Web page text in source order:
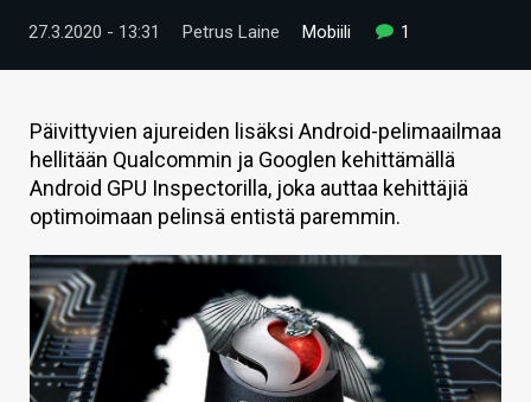
VIDEOT
TECHBBS
TIETOA
HINTA.FI
KAUPPA
VAIHDA TEEMA
HAKU
27.3.2020 - 13:31 Petrus Laine Mobiili 1
Päivittyvien ajureiden lisäksi Android-pelimaailmaa
hellitään Qualcommin ja Googlen kehittämällä
Android GPU Inspectorilla, joka auttaa kehittäjiä
optimoimaan pelinsä entistä paremmin.